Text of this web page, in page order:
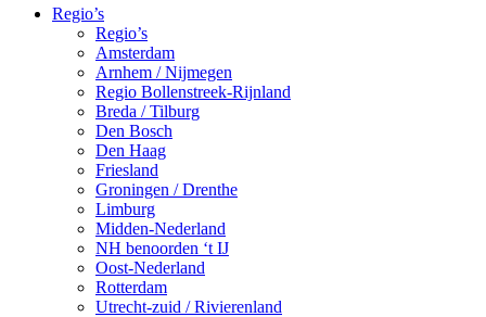
Regio’s
Regio’s
Amsterdam
Arnhem / Nijmegen
Regio Bollenstreek-Rijnland
Breda / Tilburg
Den Bosch
Den Haag
Friesland
Groningen / Drenthe
Limburg
Midden-Nederland
NH benoorden ‘t IJ
Oost-Nederland
Rotterdam
Utrecht-zuid / Rivierenland